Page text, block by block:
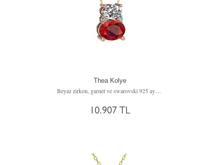
Thea Kolye
Beyaz zirkon, garnet ve swarovski 925 ayar rose altın kaplama gümüş kolye (40 cm altın rolo zincir)
10.907 TL